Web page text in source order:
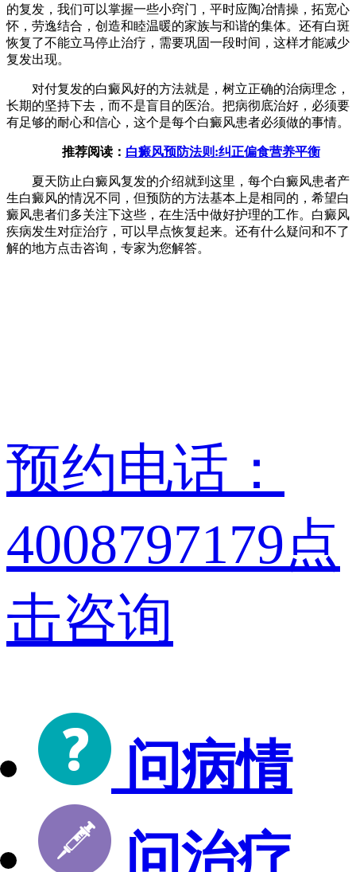
的复发，我们可以掌握一些小窍门，平时应陶冶情操，拓宽心
怀，劳逸结合，创造和睦温暖的家族与和谐的集体。还有白斑
恢复了不能立马停止治疗，需要巩固一段时间，这样才能减少
复发出现。
对付复发的白癜风好的方法就是，树立正确的治病理念，
长期的坚持下去，而不是盲目的医治。把病彻底治好，必须要
有足够的耐心和信心，这个是每个白癜风患者必须做的事情。
推荐阅读： 白癜风预防法则:纠正偏食营养平衡
夏天防止白癜风复发的介绍就到这里，每个白癜风患者产
生白癜风的情况不同，但预防的方法基本上是相同的，希望白
癜风患者们多关注下这些，在生活中做好护理的工作。白癜风
疾病发生对症治疗，可以早点恢复起来。还有什么疑问和不了
解的地方点击咨询，专家为您解答。
预约电话：
4008797179点
击咨询
问病情
问治疗